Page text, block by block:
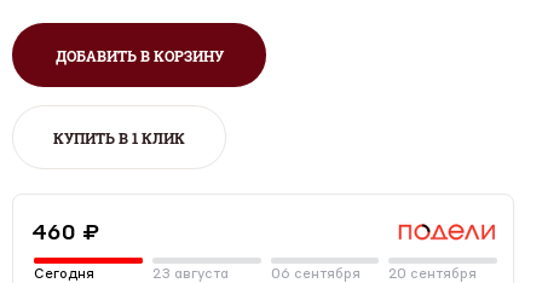
ДОБАВИТЬ В КОРЗИНУ
КУПИТЬ В 1 КЛИК
460 ₽
Сегодня 23 августа 06 сентября 20 сентября